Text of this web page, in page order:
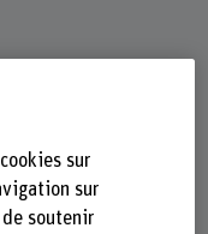
sur
sur
soutenir